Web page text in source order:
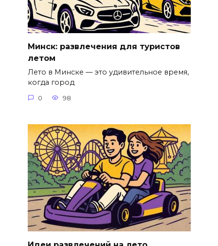
Минск: развлечения для туристов
летом
Лето в Минске — это удивительное время,
когда город
0 98